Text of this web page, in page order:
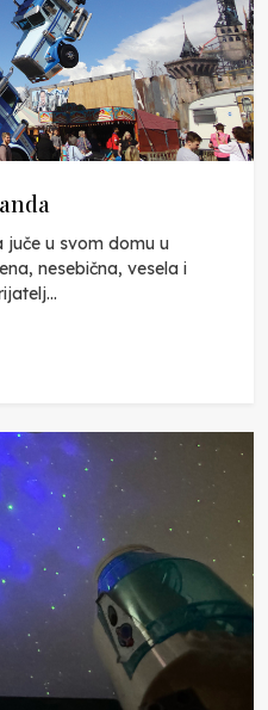
juče u svom domu u
nesebična, vesela i